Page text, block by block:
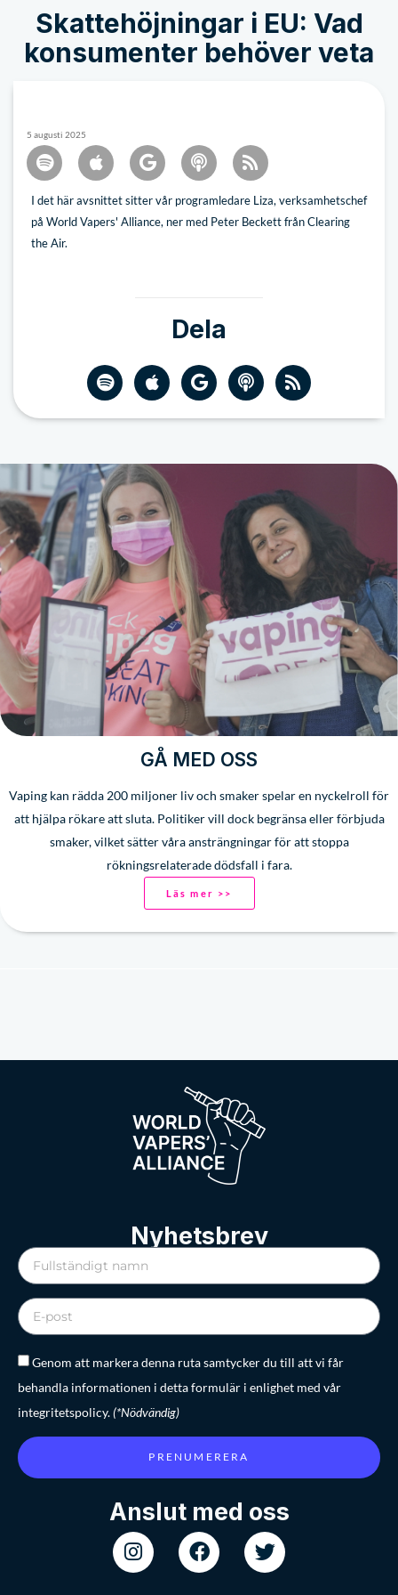
Skattehöjningar i EU: Vad
konsumenter behöver veta
5 augusti 2025
I det här avsnittet sitter vår programledare Liza, verksamhetschef
på World Vapers' Alliance, ner med Peter Beckett från Clearing
the Air.
Dela
GÅ MED OSS
Vaping kan rädda 200 miljoner liv och smaker spelar en nyckelroll för
att hjälpa rökare att sluta. Politiker vill dock begränsa eller förbjuda
smaker, vilket sätter våra ansträngningar för att stoppa
rökningsrelaterade dödsfall i fara.
Läs mer >>
Nyhetsbrev
Genom att markera denna ruta samtycker du till att vi får
behandla informationen i detta formulär i enlighet med vår
integritetspolicy.(*Nödvändig)
PRENUMERERA
Anslut med oss